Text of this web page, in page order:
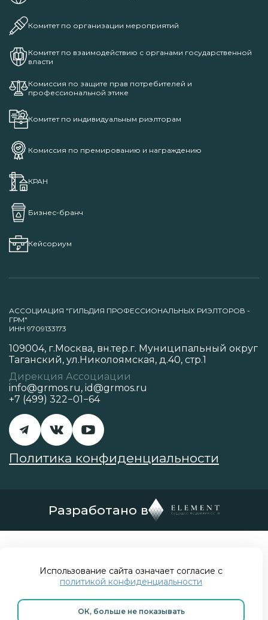
Использование сайта означает согласие с
политикой конфиденциальности
ОК, больше не показывать
Комитет по организации мероприятий
Комитет по взаимодействию с органами государственной
власти
Комиссия по защите прав потребителей и
профессиональной этике
Комитет по индивидуальным риэлторам
Комиссия по премированию и награждению
КРАН
Бизнес-бранч
Кейсориум
АССОЦИАЦИЯ "ГИЛЬДИЯ ПРОФЕССИОНАЛЬНЫХ РИЭЛТОРОВ -
ГРМ"
ИНН 9709133173
109004, г.Москва, вн.тер.г. Муниципальный округ
Таганский, ул.Николоямская, д.40, стр.1
Дирекция Ассоциации
info@grmos.ru, id@grmos.ru
+7 (499) 322−01−64
Политика конфиденциальности
Разработано в